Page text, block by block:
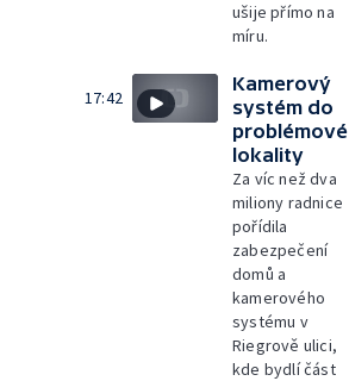
ušije přímo na
míru.
17:42
Kamerový
systém do
problémové
lokality
Za víc než dva
miliony radnice
pořídila
zabezpečení
domů a
kamerového
systému v
Riegrově ulici,
kde bydlí část